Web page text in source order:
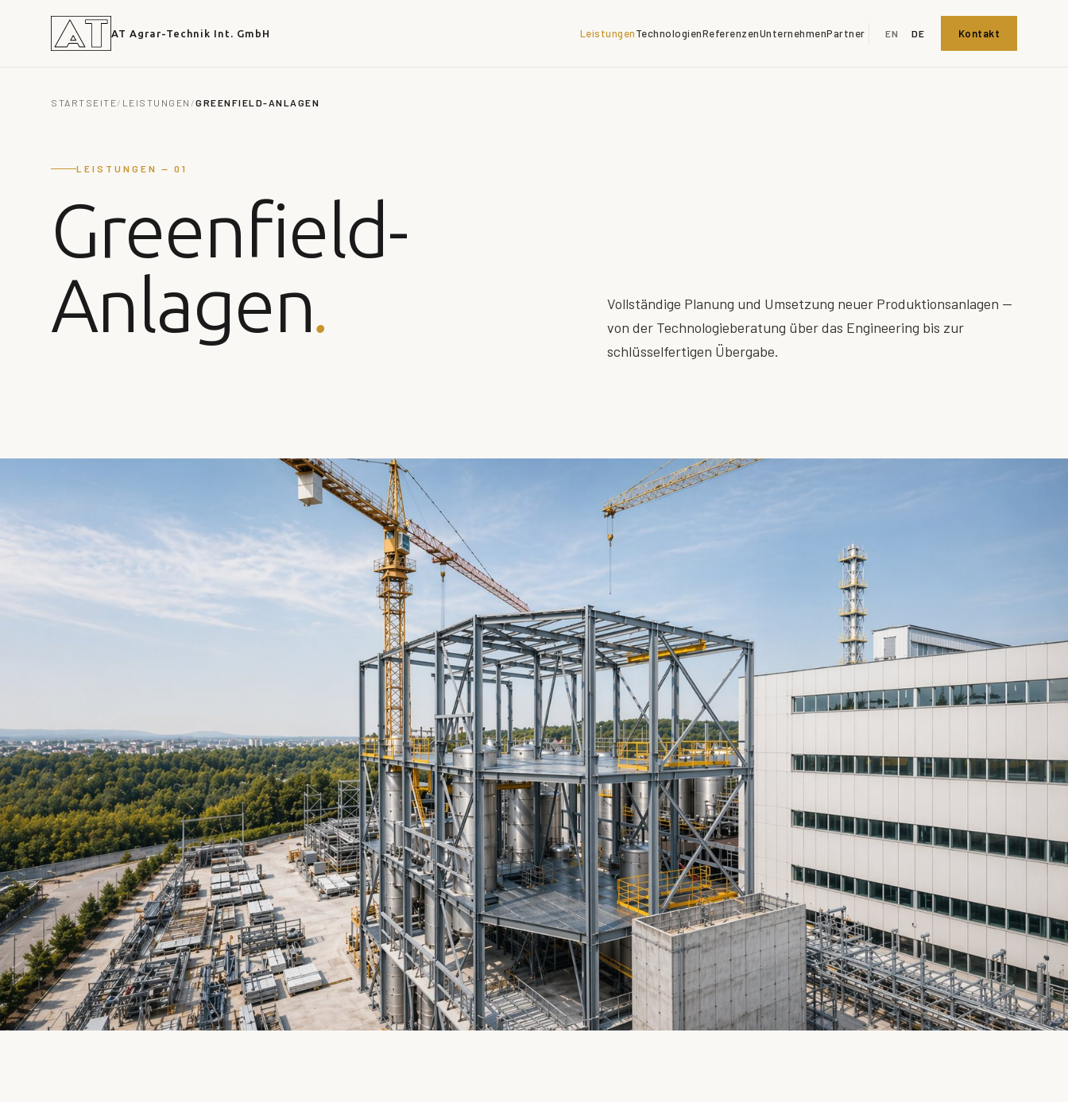
AT Agrar-Technik Int. GmbH LeistungenTechnologienReferenzenUnternehmenPartner EN DE Kontakt
STARTSEITE/ LEISTUNGEN /GREENFIELD-ANLAGEN
LEISTUNGEN — 01
Greenfield-
Anlagen.
Vollständige Planung und Umsetzung neuer Produktionsanlagen —
von der Technologieberatung über das Engineering bis zur
schlüsselfertigen Übergabe.